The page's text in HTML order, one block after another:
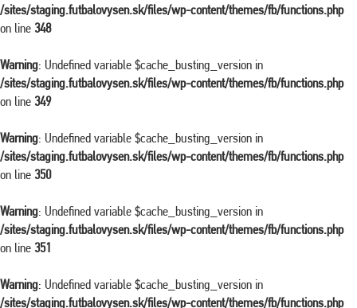
/sites/staging.futbalovysen.sk/files/wp-content/themes/fb/functions.php
on line 348
Warning: Undefined variable $cache_busting_version in
/sites/staging.futbalovysen.sk/files/wp-content/themes/fb/functions.php
on line 349
Warning: Undefined variable $cache_busting_version in
/sites/staging.futbalovysen.sk/files/wp-content/themes/fb/functions.php
on line 350
Warning: Undefined variable $cache_busting_version in
/sites/staging.futbalovysen.sk/files/wp-content/themes/fb/functions.php
on line 351
Warning: Undefined variable $cache_busting_version in
/sites/staging.futbalovysen.sk/files/wp-content/themes/fb/functions.php